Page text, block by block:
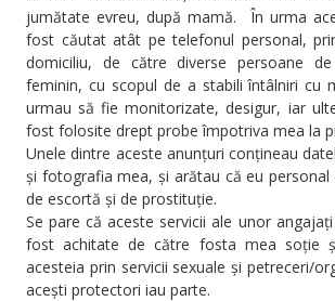
jumătate evreu, după mamă. În urma
fost căutat atât pe telefonul personal,
domiciliu, de către diverse persoane
feminin, cu scopul de a stabili întâlniri cu
urmau să fie monitorizate, desigur, iar
fost folosite drept probe împotriva mea la
Unele dintre aceste anunțuri conțineau
și fotografia mea, și arătau că eu
de escortă și de prostituție.
Se pare că aceste servicii ale unor
fost achitate de către fosta mea soție
acesteia prin servicii sexuale și petreceri/
acești protectori iau parte.